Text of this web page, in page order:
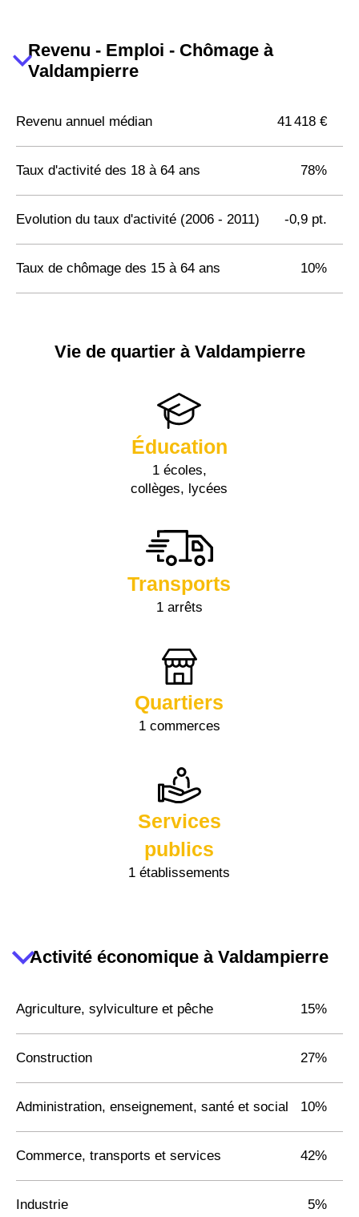
Revenu - Emploi - Chômage à
Valdampierre
Revenu annuel médian 41 418 €
Taux d'activité des 18 à 64 ans 78%
Evolution du taux d'activité (2006 - 2011) -0,9 pt.
Taux de chômage des 15 à 64 ans 10%
Vie de quartier à Valdampierre
Éducation
1 écoles,
collèges, lycées
Transports
1 arrêts
Quartiers
1 commerces
Services
publics
1 établissements
Activité économique à Valdampierre
Agriculture, sylviculture et pêche 15%
Construction 27%
Administration, enseignement, santé et social 10%
Commerce, transports et services 42%
Industrie 5%